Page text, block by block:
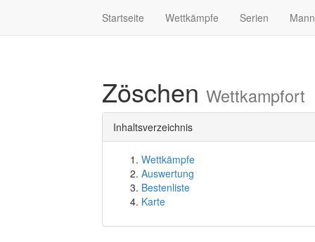
Startseite Wettkämpfe Serien
Zöschen Wettkampfort
Inhaltsverzeichnis
Wettkämpfe
Auswertung
Bestenliste
Karte